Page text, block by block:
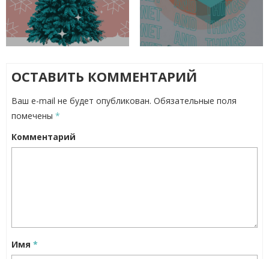
ОСТАВИТЬ КОММЕНТАРИЙ
Ваш e-mail не будет опубликован. Обязательные поля
помечены *
Комментарий
Имя *